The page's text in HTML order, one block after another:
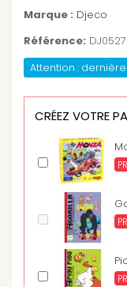
Marque : Djeco
Référence:
Attention :
CRÉEZ VOTRE